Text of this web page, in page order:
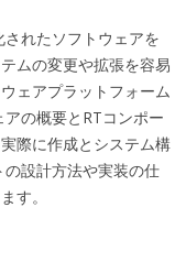
れたソフトウェアを
ムの変更や拡張を容易
ェアプラットフォーム
の概要とRTコンポー
際に作成とシステム構
設計方法や実装の仕
す。